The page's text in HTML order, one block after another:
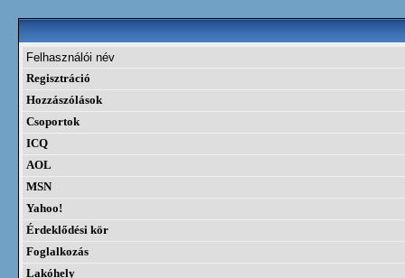
Felhasználói név
Regisztráció
Hozzászólások
Csoportok
ICQ
AOL
MSN
Yahoo!
Érdeklődési kör
Foglalkozás
Lakóhely